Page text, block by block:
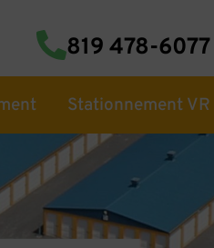
819 478-6077
Stationnement VR